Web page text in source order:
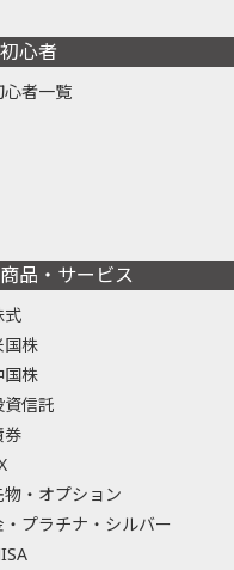
初心者
心者一覧
商品・サービス
式
国株
国株
資信託
券
物・オプション
・プラチナ・シルバー